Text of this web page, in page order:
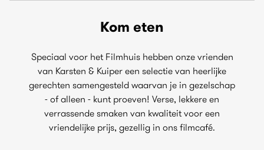
Kom eten
Speciaal voor het Filmhuis hebben onze vrienden
van Karsten & Kuiper een selectie van heerlijke
gerechten samengesteld waarvan je in gezelschap
- of alleen - kunt proeven! Verse, lekkere en
verrassende smaken van kwaliteit voor een
vriendelijke prijs, gezellig in ons filmcafé.